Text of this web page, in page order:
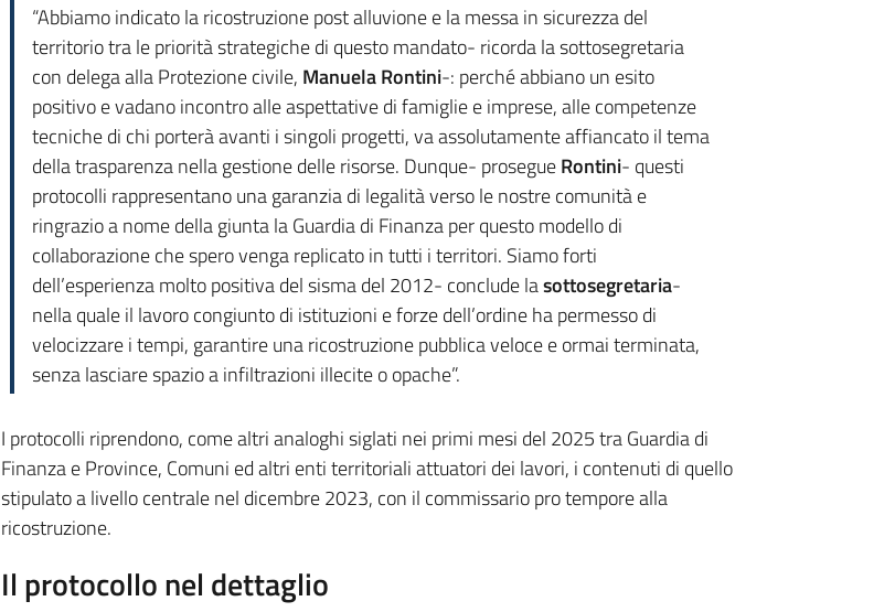
“Abbiamo indicato la ricostruzione post alluvione e la messa in sicurezza del
territorio tra le priorità strategiche di questo mandato- ricorda la sottosegretaria
con delega alla Protezione civile, Manuela Rontini-: perché abbiano un esito
positivo e vadano incontro alle aspettative di famiglie e imprese, alle competenze
tecniche di chi porterà avanti i singoli progetti, va assolutamente affiancato il tema
della trasparenza nella gestione delle risorse. Dunque- prosegueRontini- questi
protocolli rappresentano una garanzia di legalità verso le nostre comunità e
ringrazio a nome della giunta la Guardia di Finanza per questo modello di
collaborazione che spero venga replicato in tutti i territori. Siamo forti
dell’esperienza molto positiva del sisma del 2012- conclude lasottosegretaria-
nella quale il lavoro congiunto di istituzioni e forze dell’ordine ha permesso di
velocizzare i tempi, garantire una ricostruzione pubblica veloce e ormai terminata,
senza lasciare spazio a infiltrazioni illecite o opache”.
I protocolli riprendono, come altri analoghi siglati nei primi mesi del 2025 tra Guardia di
Finanza e Province, Comuni ed altri enti territoriali attuatori dei lavori, i contenuti di quello
stipulato a livello centrale nel dicembre 2023, con il commissario pro tempore alla
ricostruzione.
Il protocollo nel dettaglio